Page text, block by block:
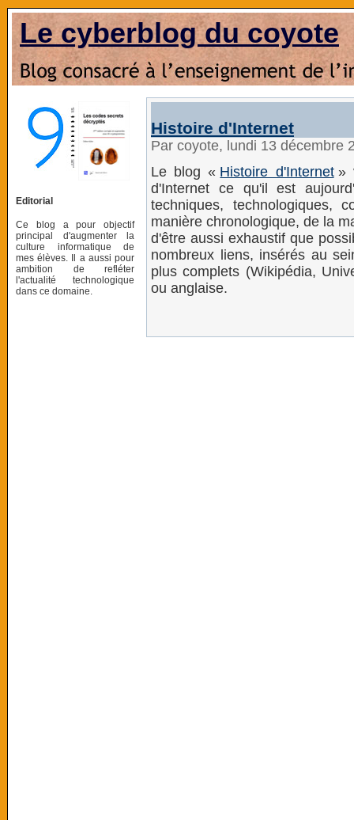
Le cyberblog du coyote
Editorial
Ce blog a pour objectif
principal d'augmenter la
culture informatique de
mes élèves. Il a aussi pour
ambition de refléter
l'actualité technologique
dans ce domaine.
Histoire d'Internet
Par coyote, lundi 13 décembre
Le blog « Histoire d'Internet»
d'Internet ce qu'il est
techniques, technologiques,
manière chronologique, de la
d'être aussi exhaustif que
nombreux liens, insérés au
plus complets (Wikipédia,
ou anglaise.